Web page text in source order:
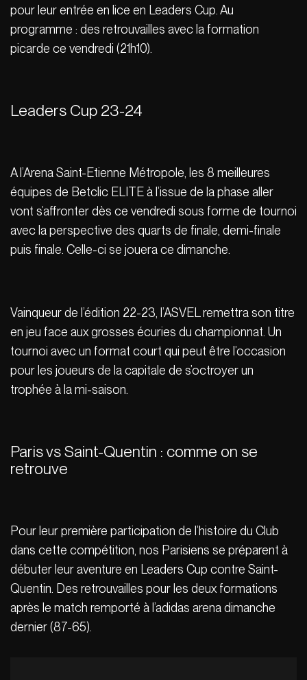
pour leur entrée en lice en Leaders Cup. Au
programme : des retrouvailles avec la formation
picarde ce vendredi (21h10).
Leaders Cup 23-24
A l’Arena Saint-Etienne Métropole, les 8 meilleures
équipes de Betclic ELITE à l’issue de la phase aller
vont s’affronter dès ce vendredi sous forme de tournoi
avec la perspective des quarts de finale, demi-finale
puis finale. Celle-ci se jouera ce dimanche.
Vainqueur de l’édition 22-23, l’ASVEL remettra son titre
en jeu face aux grosses écuries du championnat. Un
tournoi avec un format court qui peut être l’occasion
pour les joueurs de la capitale de s’octroyer un
trophée à la mi-saison.
Paris vs Saint-Quentin : comme on se
retrouve
Pour leur première participation de l’histoire du Club
dans cette compétition, nos Parisiens se préparent à
débuter leur aventure en Leaders Cup contre Saint-
Quentin. Des retrouvailles pour les deux formations
après le match remporté à l’adidas arena dimanche
dernier (87-65).